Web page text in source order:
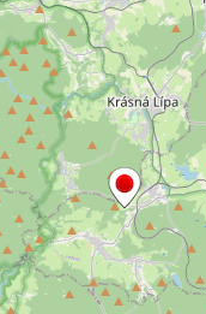
Panny Marie v Hostíně
Bartoloměje v Bukolu
na hřbitově v Lužci nad
hřbitově v Lužci nad Vltavou
hřbitově v Hrobčicích
Havla na hřbitově v